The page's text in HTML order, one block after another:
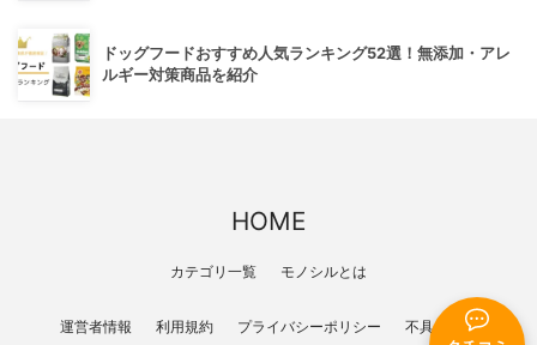
ドッグフードおすすめ人気ランキング52選！無添加・アレ
ルギー対策商品を紹介
HOME
カテゴリ一覧 モノシルとは
運営者情報 利用規約 プライバシーポリシー 不具合報告